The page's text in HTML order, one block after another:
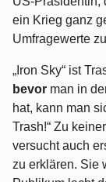
ein Krieg ganz
Umfragewerte
„Iron Sky“ ist
bevor man in
hat, kann man
Trash!“ Zu
versucht auch
zu erklären. Sie